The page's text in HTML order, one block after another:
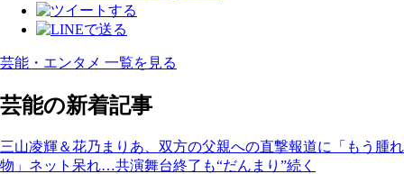
芸能・エンタメ 一覧を見る
芸能の新着記事
三山凌輝＆花乃まりあ、双方の父親への直撃報道に「もう腫れ
物」ネット呆れ…共演舞台終了も“だんまり”続く